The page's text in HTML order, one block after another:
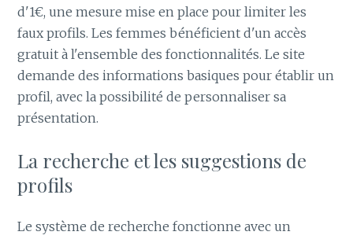
d'1€, une mesure mise en place pour limiter les
faux profils. Les femmes bénéficient d'un accès
gratuit à l'ensemble des fonctionnalités. Le site
demande des informations basiques pour établir un
profil, avec la possibilité de personnaliser sa
présentation.
La recherche et les suggestions de
profils
Le système de recherche fonctionne avec un